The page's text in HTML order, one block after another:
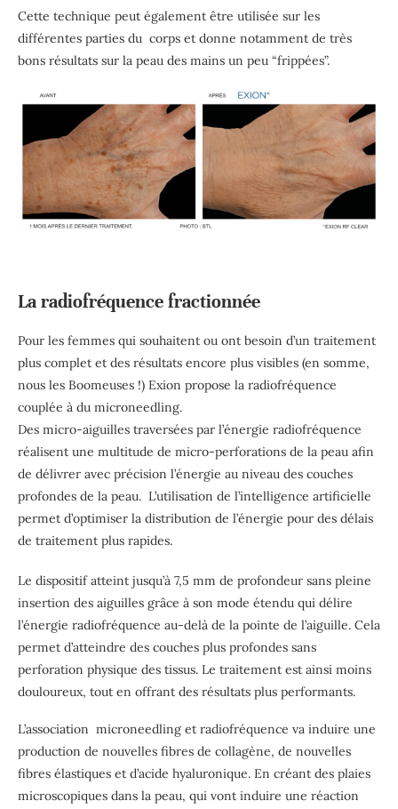
Cette technique peut également être utilisée sur les
différentes parties du corps et donne notamment de très
bons résultats sur la peau des mains un peu “frippées”.
La radiofréquence fractionnée
Pour les femmes qui souhaitent ou ont besoin d’un traitement
plus complet et des résultats encore plus visibles (en somme,
nous les Boomeuses !) Exion propose la radiofréquence
couplée à du microneedling.
Des micro-aiguilles traversées par l’énergie radiofréquence
réalisent une multitude de micro-perforations de la peau afin
de délivrer avec précision l’énergie au niveau des couches
profondes de la peau. L’utilisation de l’intelligence artificielle
permet d’optimiser la distribution de l’énergie pour des délais
de traitement plus rapides.
Le dispositif atteint jusqu’à 7,5 mm de profondeur sans pleine
insertion des aiguilles grâce à son mode étendu qui délire
l’énergie radiofréquence au-delà de la pointe de l’aiguille. Cela
permet d’atteindre des couches plus profondes sans
perforation physique des tissus. Le traitement est ainsi moins
douloureux, tout en offrant des résultats plus performants.
L’association microneedling et radiofréquence va induire une
production de nouvelles fibres de collagène, de nouvelles
fibres élastiques et d’acide hyaluronique. En créant des plaies
microscopiques dans la peau, qui vont induire une réaction